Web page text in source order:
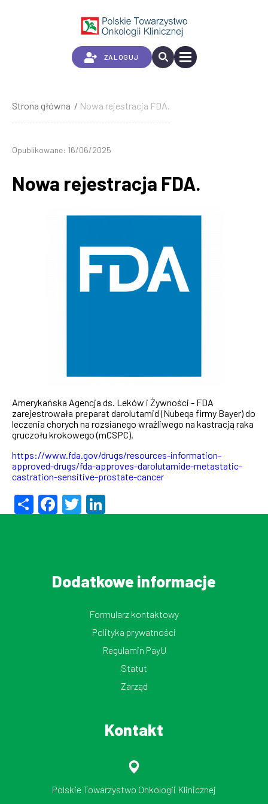
ZALOGUJ
Ścieżka
nawigacyjna
Strona główna Nowa rejestracja FDA.
Opublikowane: 16/06/2025
Nowa rejestracja FDA.
Amerykańska Agencja ds. Leków i Żywności - FDA
zarejestrowała preparat darolutamid (Nubeqa firmy Bayer) do
leczenia chorych na rozsianego wrażliwego na kastracją raka
gruczołu krokowego (mCSPC).
https://www.fda.gov/drugs/resources-information-
approved-drugs/fda-approves-darolutamide-metastatic-
castration-sensitive-prostate-cancer
ShareFacebook
Twitter
Dodatkowe informacje
Formularz kontaktowy
Polityka prywatności
Regulamin PayU
Statut
Zarząd
Kontakt
Polskie Towarzystwo Onkologii Klinicznej